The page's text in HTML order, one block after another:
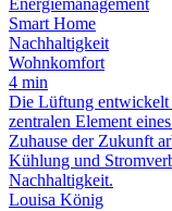
Energiemanagement
Smart Home
Nachhaltigkeit
Wohnkomfort
4 min
Die Lüftung entwickelt
zentralen Element
Zuhause der Zukunft
Kühlung und
Nachhaltigkeit.
Louisa König